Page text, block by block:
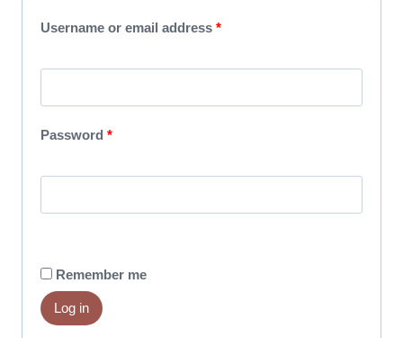
Username or email address *R
Password *R
Remember me
Log in